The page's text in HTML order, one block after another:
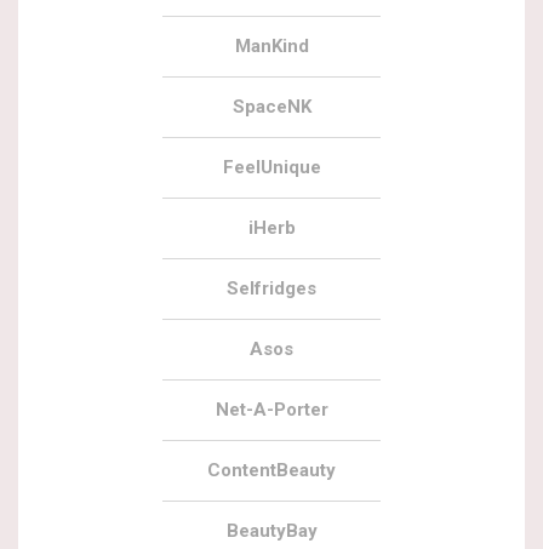
ManKind
SpaceNK
FeelUnique
iHerb
Selfridges
Asos
Net-A-Porter
ContentBeauty
BeautyBay